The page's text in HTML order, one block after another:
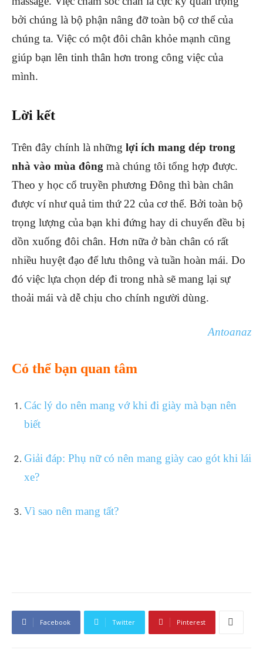
bởi chúng là bộ phận nâng đỡ toàn bộ cơ thể của
chúng ta. Việc có một đôi chân khỏe mạnh cũng
giúp bạn lên tinh thân hơn trong công việc của
mình.
Lời kết
Trên đây chính là những lợi ích mang dép trong
nhà vào mùa đông mà chúng tôi tổng hợp được.
Theo y học cổ truyền phương Đông thì bàn chân
được ví như quả tim thứ 22 của cơ thể. Bởi toàn bộ
trọng lượng của bạn khi đứng hay di chuyển đều bị
dồn xuống đôi chân. Hơn nữa ở bàn chân có rất
nhiều huyệt đạo để lưu thông và tuần hoàn mái. Do
đó việc lựa chọn dép đi trong nhà sẽ mang lại sự
thoải mái và dễ chịu cho chính người dùng.
Antoanaz
Có thể bạn quan tâm
Các lý do nên mang vớ khi đi giày mà bạn nên
biết
Giải đáp: Phụ nữ có nên mang giày cao gót khi lái
xe?
Vì sao nên mang tất?
Facebook Twitter Pinterest